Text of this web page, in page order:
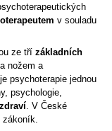
v souladu
ze tří základních
nožem a
psychoterapie jednou
psychologie,
. V České